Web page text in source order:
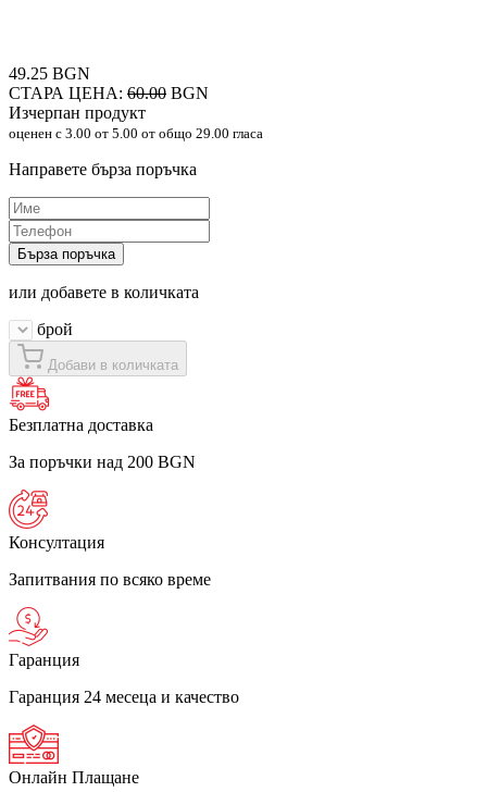
49.25 BGN
СТАРА ЦЕНА: 60.00 BGN
Изчерпан продукт
оценен с 3.00 от 5.00 от общо 29.00 гласа
Направете бърза поръчка
Бърза поръчка
или добавете в количката
брой
Добави в количката
Безплатна доставка
За поръчки над 200 BGN
Консултация
Запитвания по всяко време
Гаранция
Гаранция 24 месеца и качество
Онлайн Плащане